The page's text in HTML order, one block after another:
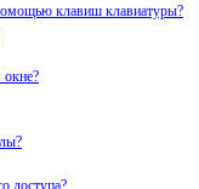
клавиш клавиатуры?
доступа?